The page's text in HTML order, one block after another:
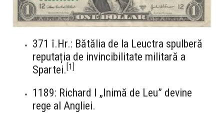
371 î.Hr.: Bătălia de la Leuctra spulberă
reputația de invincibilitate militară a
Spartei. [1]
1189: Richard I „Inimă de Leu” devine
rege al Angliei.